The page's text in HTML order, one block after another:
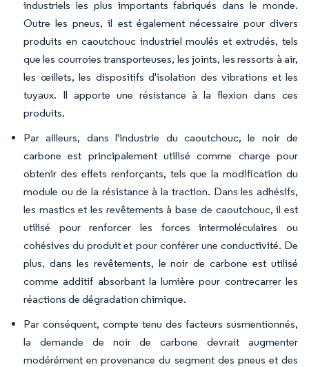
industriels les plus importants fabriqués dans le monde.
Outre les pneus, il est également nécessaire pour divers
produits en caoutchouc industriel moulés et extrudés, tels
que les courroies transporteuses, les joints, les ressorts à air,
les œillets, les dispositifs d'isolation des vibrations et les
tuyaux. Il apporte une résistance à la flexion dans ces
produits.
Par ailleurs, dans l'industrie du caoutchouc, le noir de
carbone est principalement utilisé comme charge pour
obtenir des effets renforçants, tels que la modification du
module ou de la résistance à la traction. Dans les adhésifs,
les mastics et les revêtements à base de caoutchouc, il est
utilisé pour renforcer les forces intermoléculaires ou
cohésives du produit et pour conférer une conductivité. De
plus, dans les revêtements, le noir de carbone est utilisé
comme additif absorbant la lumière pour contrecarrer les
réactions de dégradation chimique.
Par conséquent, compte tenu des facteurs susmentionnés,
la demande de noir de carbone devrait augmenter
modérément en provenance du segment des pneus et des